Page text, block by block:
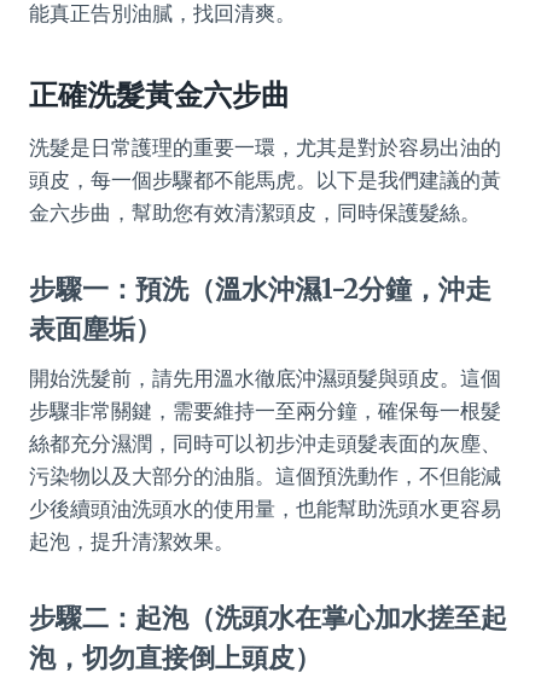
能真正告別油膩，找回清爽。
正確洗髮黃金六步曲
洗髮是日常護理的重要一環，尤其是對於容易出油的
頭皮，每一個步驟都不能馬虎。以下是我們建議的黃
金六步曲，幫助您有效清潔頭皮，同時保護髮絲。
步驟一：預洗（溫水沖濕1-2分鐘，沖走
表面塵垢）
開始洗髮前，請先用溫水徹底沖濕頭髮與頭皮。這個
步驟非常關鍵，需要維持一至兩分鐘，確保每一根髮
絲都充分濕潤，同時可以初步沖走頭髮表面的灰塵、
污染物以及大部分的油脂。這個預洗動作，不但能減
少後續頭油洗頭水的使用量，也能幫助洗頭水更容易
起泡，提升清潔效果。
步驟二：起泡（洗頭水在掌心加水搓至起
泡，切勿直接倒上頭皮）